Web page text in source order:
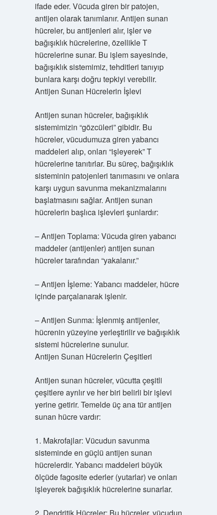
ifade eder. Vücuda giren bir patojen,
antijen olarak tanımlanır. Antijen sunan
hücreler, bu antijenleri alır, işler ve
bağışıklık hücrelerine, özellikle T
hücrelerine sunar. Bu işlem sayesinde,
bağışıklık sistemimiz, tehditleri tanıyıp
bunlara karşı doğru tepkiyi verebilir.
Antijen Sunan Hücrelerin İşlevi
Antijen sunan hücreler, bağışıklık
sistemimizin “gözcüleri” gibidir. Bu
hücreler, vücudumuza giren yabancı
maddeleri alıp, onları “işleyerek” T
hücrelerine tanıtırlar. Bu süreç, bağışıklık
sisteminin patojenleri tanımasını ve onlara
karşı uygun savunma mekanizmalarını
başlatmasını sağlar. Antijen sunan
hücrelerin başlıca işlevleri şunlardır:
– Antijen Toplama: Vücuda giren yabancı
maddeler (antijenler) antijen sunan
hücreler tarafından “yakalanır.”
– Antijen İşleme: Yabancı maddeler, hücre
içinde parçalanarak işlenir.
– Antijen Sunma: İşlenmiş antijenler,
hücrenin yüzeyine yerleştirilir ve bağışıklık
sistemi hücrelerine sunulur.
Antijen Sunan Hücrelerin Çeşitleri
Antijen sunan hücreler, vücutta çeşitli
çeşitlere ayrılır ve her biri belirli bir işlevi
yerine getirir. Temelde üç ana tür antijen
sunan hücre vardır:
1. Makrofajlar: Vücudun savunma
sisteminde en güçlü antijen sunan
hücrelerdir. Yabancı maddeleri büyük
ölçüde fagosite ederler (yutarlar) ve onları
işleyerek bağışıklık hücrelerine sunarlar.